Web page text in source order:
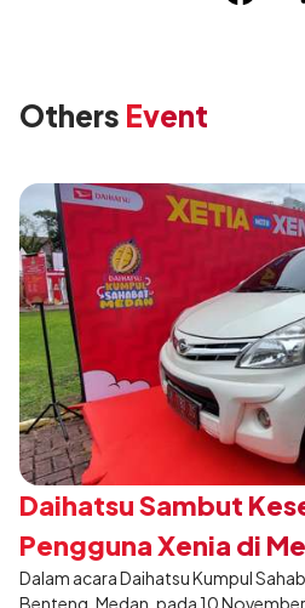
Others Event
Daihatsu Sambut
Pengguna Xenia di
Penghargaan Khusus
Dalam acara Daihatsu Kumpul
Benteng, Medan, pada 10